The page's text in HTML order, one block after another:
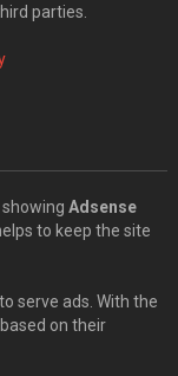
parties.
Adsense
to keep the site
serve ads. With the
on their